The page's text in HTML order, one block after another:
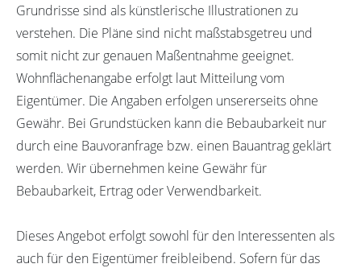
Grundrisse sind als künstlerische Illustrationen zu
verstehen. Die Pläne sind nicht maßstabsgetreu und
somit nicht zur genauen Maßentnahme geeignet.
Wohnflächenangabe erfolgt laut Mitteilung vom
Eigentümer. Die Angaben erfolgen unsererseits ohne
Gewähr. Bei Grundstücken kann die Bebaubarkeit nur
durch eine Bauvoranfrage bzw. einen Bauantrag geklärt
werden. Wir übernehmen keine Gewähr für
Bebaubarkeit, Ertrag oder Verwendbarkeit.
Dieses Angebot erfolgt sowohl für den Interessenten als
auch für den Eigentümer freibleibend. Sofern für das